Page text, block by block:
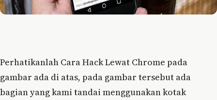
Perhatikanlah Cara Hack Lewat Chrome pada
gambar ada di atas, pada gambar tersebut ada
bagian yang kami tandai menggunakan kotak